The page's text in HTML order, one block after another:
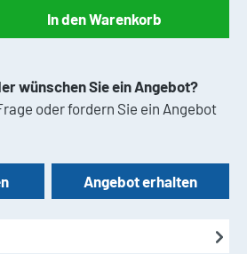
Gib den gewünschten
In den Warenkorb
wünschen Sie ein Angebot?
oder fordern Sie ein Angebot
Angebot erhalten